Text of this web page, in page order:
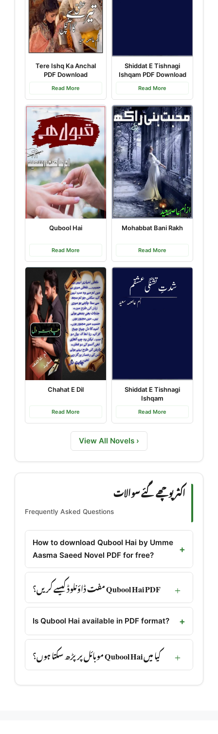
Tere Ishq Ka Anchal
PDF Download
Read More
Shiddat E Tishnagi
Ishqam PDF Download
Read More
Qubool Hai
Read More
Mohabbat Bani Rakh
Read More
Chahat E Dil
Read More
Shiddat E Tishnagi
Ishqam
Read More
View All Novels ›
اکثر پوچھے گئے سوالات
Frequently Asked Questions
How to download Qubool Hai by Umme
Aasma Saeed Novel PDF for free?
Qubool Hai PDF مفت ڈاؤنلوڈ کیسے کریں؟
Is Qubool Hai available in PDF format?
کیا میں Qubool Hai موبائل پر پڑھ سکتا ہوں؟